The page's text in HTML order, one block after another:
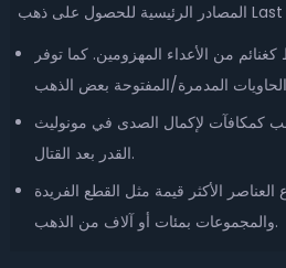
من الأعداء المهزومين. كما توفر
كمكافآت لإكمال الصدى في مونوليث
القدر بعد القتال.
العناصر الأكثر قيمة مثل القطع الفريدة
والمجموعات بمئات أو آلاف من الذهب.